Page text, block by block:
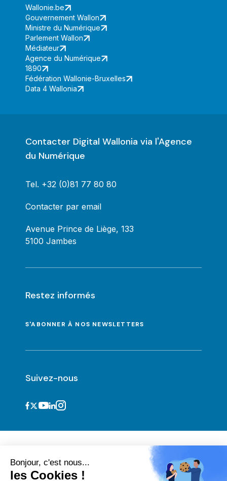
Bonjour, c'est nous...
les Cookies !
Wallonie.be
Gouvernement Wallon
Ministre du Numérique
Parlement Wallon
Médiateur
Agence du Numérique
1890
Fédération Wallonie-Bruxelles
Data 4 Wallonia
Contacter Digital Wallonia via l'Agence
du Numérique
Tel. +32 (0)81 77 80 80
Contacter par email
Avenue Prince de Liège, 133
5100 Jambes
Restez informés
S'ABONNER À NOS NEWSLETTERS
Suivez-nous